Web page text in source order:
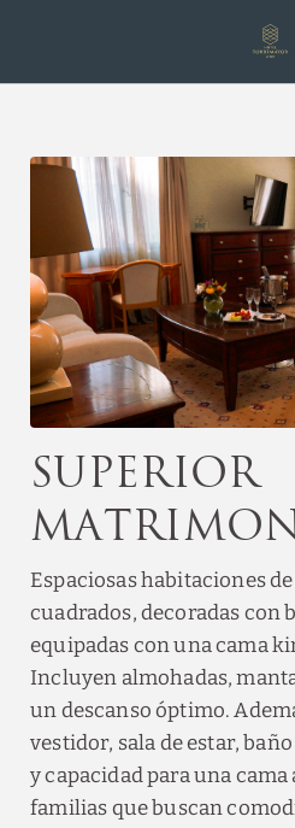
Superior
Espaciosas habitaciones
cuadrados, decoradas con
equipadas con una cama
Incluyen almohadas,
un descanso óptimo.
vestidor, sala de estar,
y capacidad para una
familias que buscan